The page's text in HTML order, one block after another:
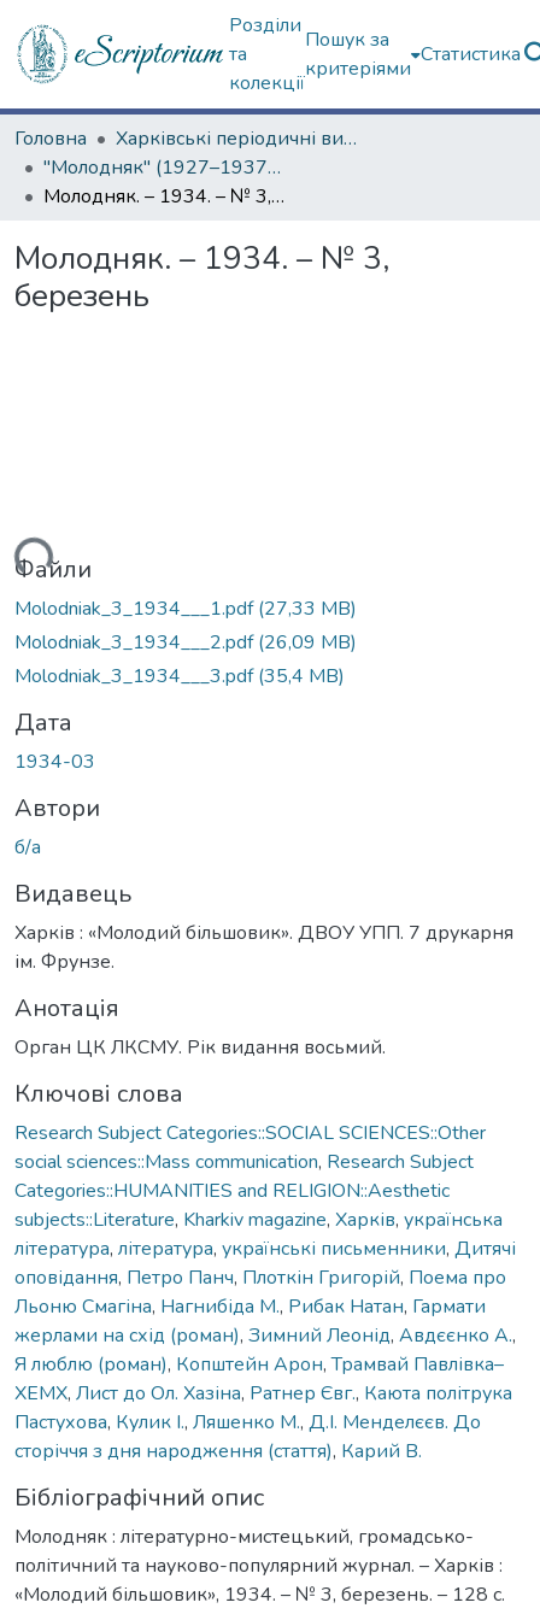
Розділи
та
колекції
Пошук за
критеріями
Статистика
Головна
Харківські періодичні видання
"Молодняк" (1927–1937 рр.)
Молодняк. – 1934. – № 3, березень
Молодняк. – 1934. – № 3,
березень
Файли
Molodniak_3_1934___1.pdf(27,33 MB)
Molodniak_3_1934___2.pdf(26,09 MB)
Molodniak_3_1934___3.pdf(35,4 MB)
Дата
1934-03
Автори
б/а
Видавець
Харків : «Молодий більшовик». ДВОУ УПП. 7 друкарня
ім. Фрунзе.
Анотація
Орган ЦК ЛКСМУ. Рік видання восьмий.
Ключові слова
Research Subject Categories::SOCIAL SCIENCES::Other
social sciences::Mass communication, Research Subject
Categories::HUMANITIES and RELIGION::Aesthetic
subjects::Literature, Kharkiv magazine, Харків, українська
література, література, українські письменники, Дитячі
оповідання, Петро Панч, Плоткін Григорій, Поема про
Льоню Смагіна, Нагнибіда М., Рибак Натан, Гармати
жерлами на схід (роман), Зимний Леонід, Авдєєнко А.,
Я люблю (роман), Копштейн Арон,Трамвай Павлівка–
ХЕМХ, Лист до Ол. Хазіна, Ратнер Євг., Каюта політрука
Пастухова, Кулик І., Ляшенко М., Д.І. Менделєєв. До
сторіччя з дня народження (стаття), Карий В.
Бібліографічний опис
Молодняк : літературно-мистецький, громадсько-
політичний та науково-популярний журнал. – Харків :
«Молодий більшовик», 1934. – № 3, березень. – 128 с.